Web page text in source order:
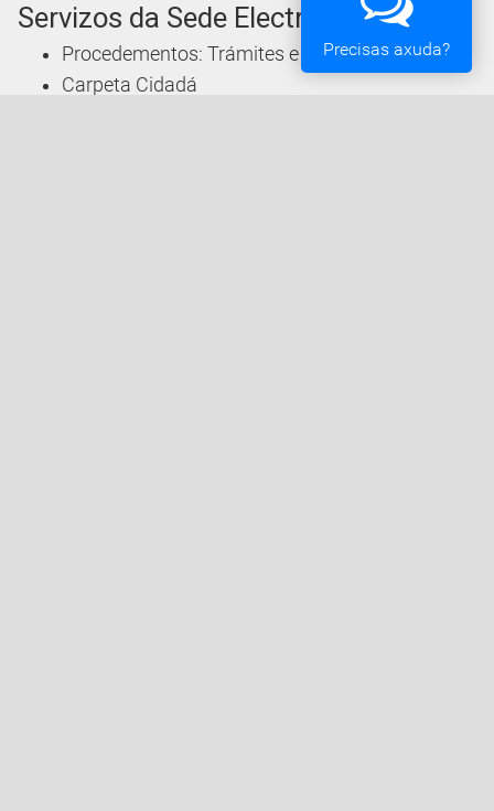
Servizos da Sede Electrónica
Procedementos: Trámites e Impresos
Carpeta Cidadá
Precisas axuda?